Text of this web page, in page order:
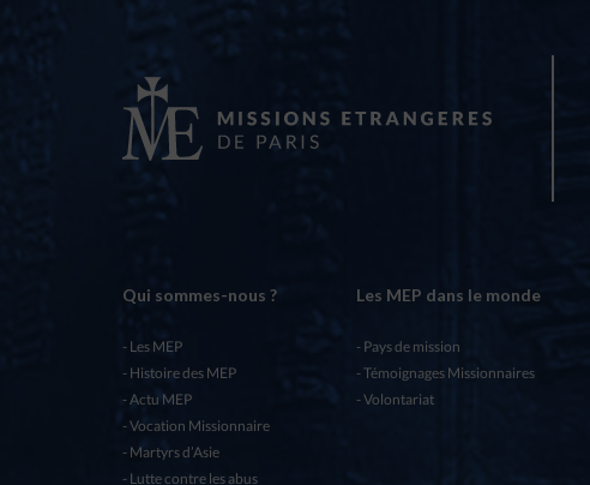
Qui sommes-nous ?
Les MEP
Histoire des MEP
Actu MEP
Vocation Missionnaire
Martyrs d’Asie
Lutte contre les abus
Les MEP dans le monde
Pays de mission
Témoignages Missionnaires
Volontariat